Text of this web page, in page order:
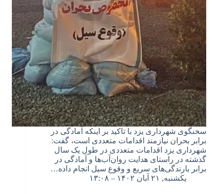
سخنگوی شهرداری یزد با تاکید بر اینکه آمادگی در
برابر بحران نیازمند اقدامات متعددی است، گفت:
شهرداری یزد اقدامات متعددی در طول یک سال
گذشته در راستای هدایت روان‌آب‌ها و آمادگی در
برابر بارندگی‌های سریع و وقوع سیل انجام داده…
یکشنبه, ۲۱ آبان ۱۴۰۲ – ۱۳:۰۸